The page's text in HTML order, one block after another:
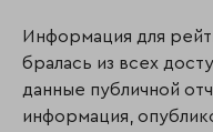
Информация для
бралась из всех
данные публичной
информация,